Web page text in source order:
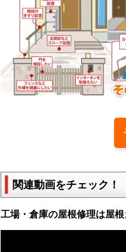
関連動画をチェック！
工場・倉庫の屋根修理は屋